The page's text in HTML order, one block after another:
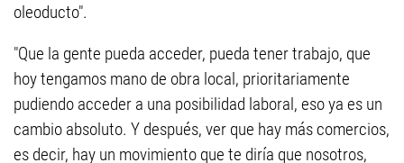
oleoducto".
"Que la gente pueda acceder, pueda tener trabajo, que
hoy tengamos mano de obra local, prioritariamente
pudiendo acceder a una posibilidad laboral, eso ya es un
cambio absoluto. Y después, ver que hay más comercios,
es decir, hay un movimiento que te diría que nosotros,